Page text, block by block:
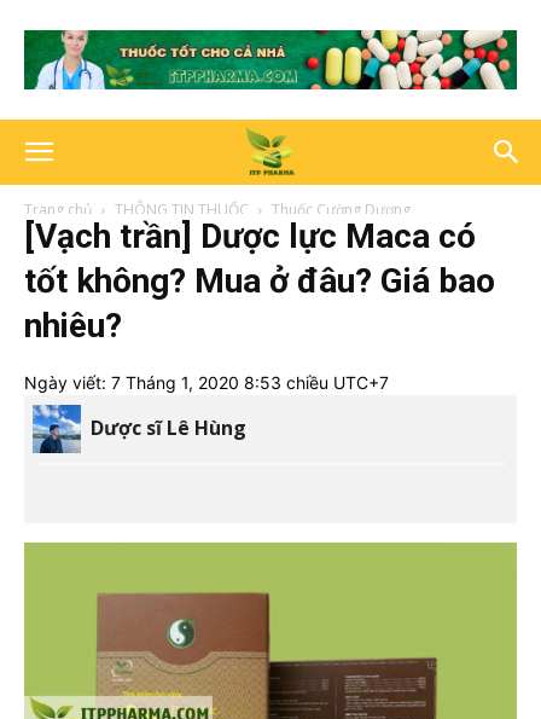
Trang chủ THÔNG TIN THUỐC Thuốc Cường Dương
[Vạch trần] Dược lực Maca có
tốt không? Mua ở đâu? Giá bao
nhiêu?
Ngày viết: 7 Tháng 1, 2020 8:53 chiều UTC+7
Dược sĩ Lê Hùng